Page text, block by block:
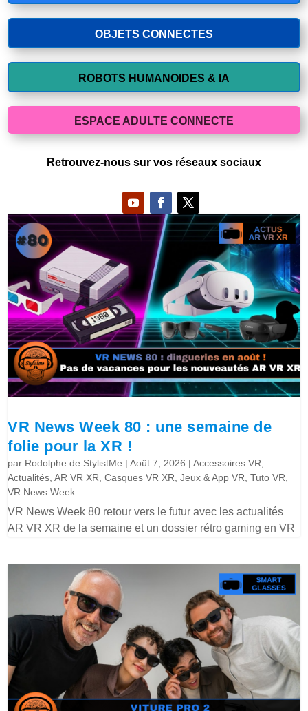
OBJETS CONNECTES
ROBOTS HUMANOIDES & IA
ESPACE ADULTE CONNECTE
Retrouvez-nous sur vos réseaux sociaux
VR News Week 80 : une semaine de
folie pour la XR !
par Rodolphe de StylistMe |Août 7, 2026 |Accessoires VR
Actualités ,AR VR XR ,Casques VR XR ,Jeux & App VR ,Tuto VR
VR News Week
VR News Week 80 retour vers le futur avec les actualités
AR VR XR de la semaine et un dossier rétro gaming en VR